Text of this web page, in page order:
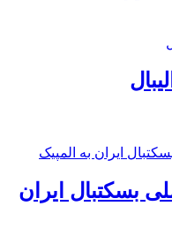
بسکتبال ایران